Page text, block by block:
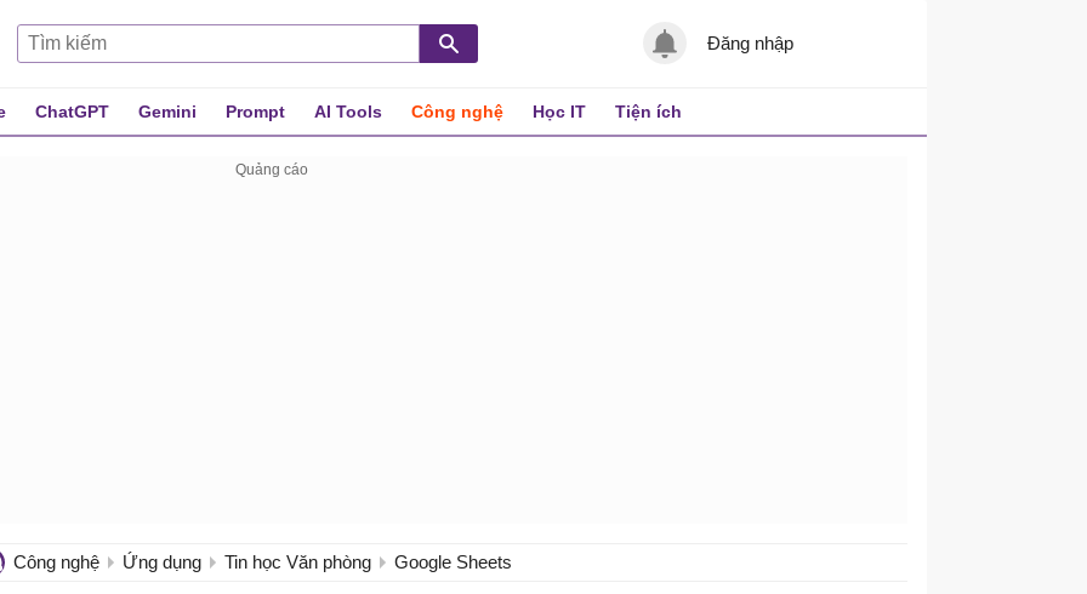
Đăng nhập
ChatGPT Gemini Prompt AI Tools Công nghệ Học IT Tiện ích
Công nghệ Ứng dụng Tin học Văn phòng Google Sheets